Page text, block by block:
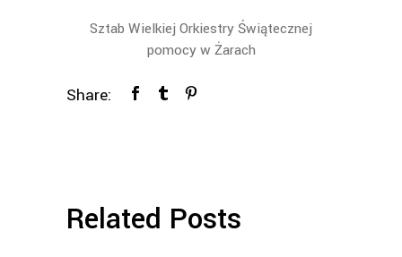
Sztab Wielkiej Orkiestry Świątecznej
pomocy w Żarach
Share:
Related Posts